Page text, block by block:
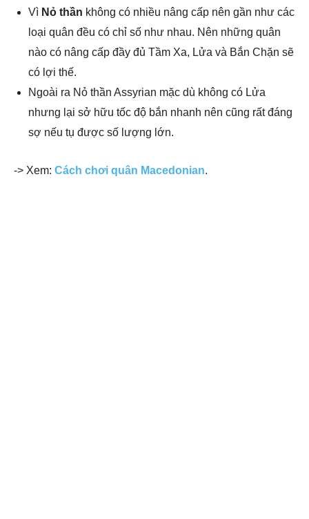
Vì Nỏ thần không có nhiều nâng cấp nên gần như các
loại quân đều có chỉ số như nhau. Nên những quân
nào có nâng cấp đầy đủ Tầm Xa, Lửa và Bắn Chặn sẽ
có lợi thế.
Ngoài ra Nỏ thần Assyrian mặc dù không có Lửa
nhưng lại sở hữu tốc độ bắn nhanh nên cũng rất đáng
sợ nếu tụ được số lượng lớn.
-> Xem: Cách chơi quân Macedonian.